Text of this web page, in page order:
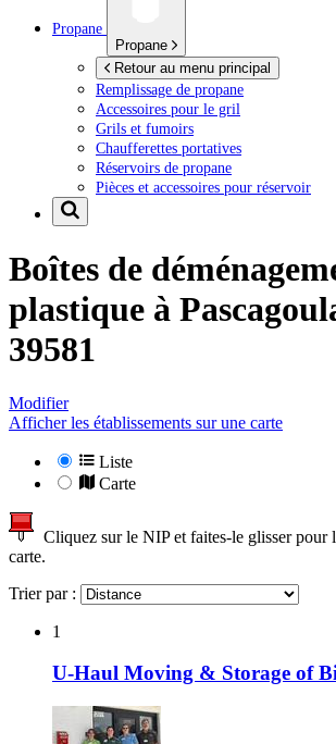
Propane
Propane
Retour au menu principal
Remplissage de propane
Accessoires pour le gril
Grils et fumoirs
Chaufferettes portatives
Réservoirs de propane
Pièces et accessoires pour réservoir
Boîtes de
plastique à
39581
Modifier
Afficher les établissements sur une carte
Liste
Carte
Cliquez sur le NIP et faites-le glisser pour
carte.
Trier par :
1
U-Haul Moving & Storage of